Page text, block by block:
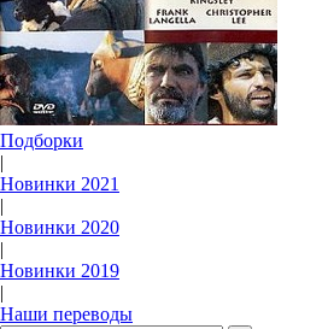
Подборки
|
Новинки 2021
|
Новинки 2020
|
Новинки 2019
|
Наши переводы